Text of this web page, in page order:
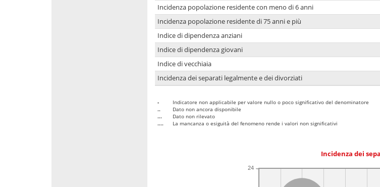
Incidenza popolazione residente con meno di 6 anni
Incidenza popolazione residente di 75 anni e più
Indice di dipendenza anziani
Indice di dipendenza giovani
Indice di vecchiaia
Incidenza dei separati legalmente e dei divorziati
-
Indicatore non applicabile per valore nullo o poco significativo del denominatore
..
Dato non ancora disponibile
...
Dato non rilevato
....
La mancanza o esiguità del fenomeno rende i valori non significativi
Incidenza dei
24